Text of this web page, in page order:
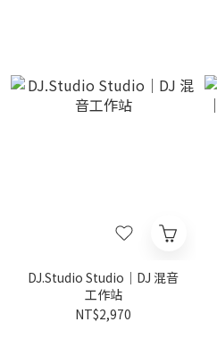
DJ.Studio Studio｜DJ 混音
工作站
NT$2,970